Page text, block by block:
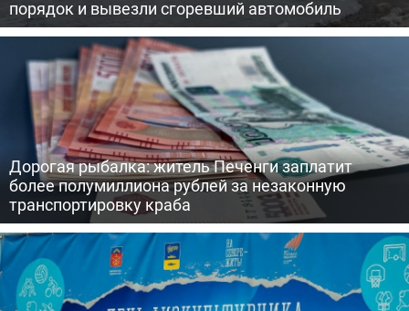
порядок и вывезли сгоревший автомобиль
Дорогая рыбалка: житель Печенги заплатит
более полумиллиона рублей за незаконную
транспортировку краба